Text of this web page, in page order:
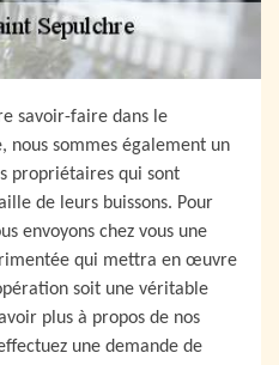
savoir-faire dans le
nous sommes également un
propriétaires qui sont
de leurs buissons. Pour
envoyons chez vous une
qui mettra en œuvre
soit une véritable
plus à propos de nos
une demande de